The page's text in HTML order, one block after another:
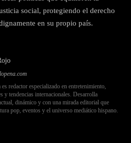
social, protegiendo el derecho
en su propio país.
es redactor especializado en entretenimiento,
y tendencias internacionales. Desarrolla
dinámico y con una mirada editorial que
pop, eventos y el universo mediático hispano.